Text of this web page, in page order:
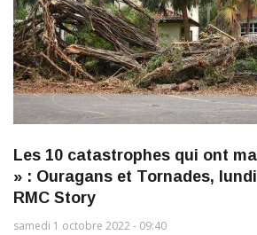
Les 10 catastrophes qui ont
» : Ouragans et Tornades,
RMC Story
samedi 1 octobre 2022 - 09:40